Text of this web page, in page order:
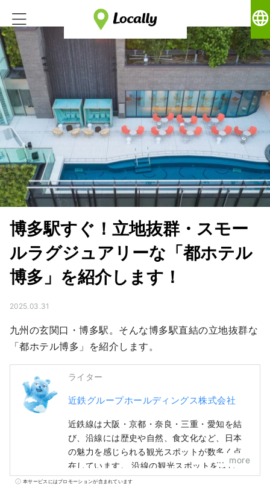
language
博多駅すぐ！立地抜群・スモー
ルラグジュアリーな「都ホテル
博多」を紹介します！
2025.03.31
九州の玄関口・博多駅。そんな博多駅直結の立地抜群な
「都ホテル博多」を紹介します。
ライター
近鉄グループホールディングス株式会社
近鉄線は大阪・京都・奈良・三重・愛知を結
び、沿線には歴史や自然、食文化など、日本
の魅力を感じられる観光スポットが数多く点
在しています。 沿線の観光スポットをはじ
め、おすすめのレストランやホテル、旅行中
more
本サービスにはプロモーションが含まれています